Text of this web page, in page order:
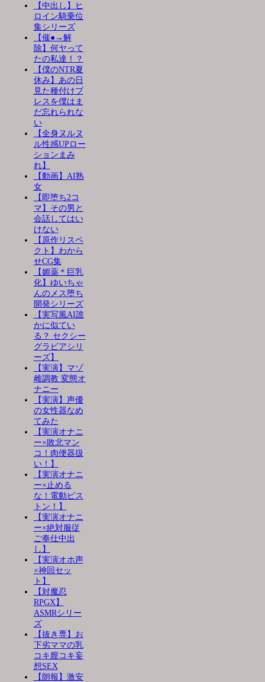
【中出し】ヒ
ロイン騎乗位
集シリーズ
【催●→解
除】何ヤって
たの私達！？
【僕のNTR夏
休み】あの日
見た種付けプ
レスを僕はま
だ忘れられな
い
【全身ヌルヌ
ル性感UPロー
ションまみ
れ】
【動画】AI熟
女
【即堕ち2コ
マ】その男と
会話してはい
けない
【原作リスペ
クト】わから
せCG集
【媚薬＊巨乳
化】ゆいちゃ
んのメス堕ち
開発シリーズ
【実写風AI誰
かに似てい
る？ セクシー
グラビアシリ
ーズ】
【実演】マゾ
雌調教 変態オ
ナニー
【実演】声優
の女性器なめ
てみた
【実演オナニ
ー×敗北マン
コ！肉便器扱
い！】
【実演オナニ
ー×止める
な！電動ピス
トン！】
【実演オナニ
ー×絶対服従
ご奉仕中出
し】
【実演オホ声
×神回セッ
ト】
【対魔忍
RPGX】
ASMRシリー
ズ
【抜き専】お
下劣ママの乳
コキ膣コキ妄
想SEX
【朗報】激安